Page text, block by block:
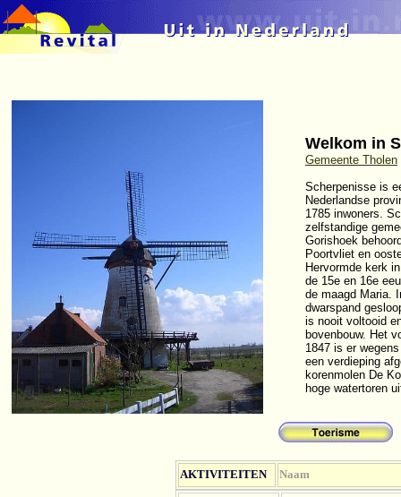
Welkom in
Gemeente Tholen
Scherpenisse is
Nederlandse
1785 inwoners.
zelfstandige
Gorishoek
Poortvliet en
Hervormde kerk
de 15e en 16e
de maagd Maria.
dwarspand
is nooit voltooid
bovenbouw. Het
1847 is er
een verdieping
korenmolen De
hoge watertoren
AKTIVITEITEN Naam